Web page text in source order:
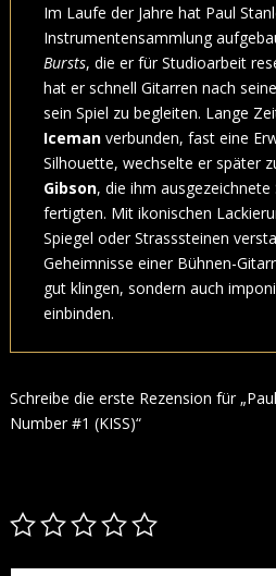
Im Laufe der Jahre hat Paul
Instrumentensammlung
Bursts, die er für Studioarbeit
hat er schnell Gitarren nach
sein Spiel zu begleiten. Lange
Icemanverbunden, fast eine
Silhouette, wechselte er später
Gibson, die ihm
fertigten. Mit ikonischen
Spiegel oder Strasssteinen
Geheimnisse einer Bühnen-
gut klingen, sondern auch
einbinden.
Schreibe die erste Rezension für
Number #1 (KISS)“